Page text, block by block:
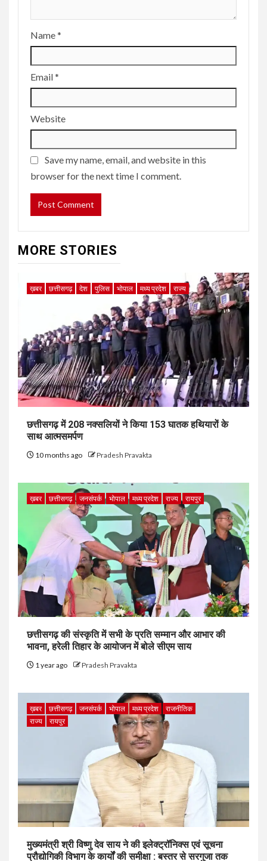
Name*
Email*
Website
Save my name, email, and website in this
browser for the next time I comment.
MORE STORIES
ख़बर छत्तीसगढ़ देश पुलिस भोपाल मध्य प्रदेश राज्य
छत्तीसगढ़ में 208 नक्सलियों ने किया 153 घातक हथियारों के
साथ आत्मसमर्पण
10 months ago Pradesh Pravakta
ख़बर छत्तीसगढ़ जनसंपर्क भोपाल मध्य प्रदेश राज्य रायपुर
छत्तीसगढ़ की संस्कृति में सभी के प्रति सम्मान और आभार की
भावना, हरेली तिहार के आयोजन में बोले सीएम साय
1 year ago Pradesh Pravakta
ख़बर छत्तीसगढ़ जनसंपर्क भोपाल मध्य प्रदेश
राजनीतिक
राज्य
रायपुर
मुख्यमंत्री श्री विष्णु देव साय ने की इलेक्ट्रॉनिक्स एवं सूचना
प्रौद्योगिकी विभाग के कार्यों की समीक्षा : बस्तर से सरगुजा तक